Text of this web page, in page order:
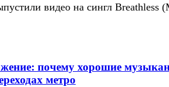
видео на сингл Breathless
почему хорошие
метро